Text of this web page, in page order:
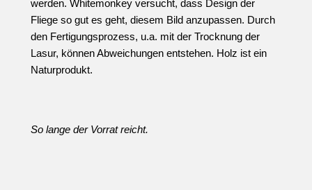
werden. Whitemonkey versucht, dass Design der
Fliege so gut es geht, diesem Bild anzupassen. Durch
den Fertigungsprozess, u.a. mit der Trocknung der
Lasur, können Abweichungen entstehen. Holz ist ein
Naturprodukt.
So lange der Vorrat reicht.